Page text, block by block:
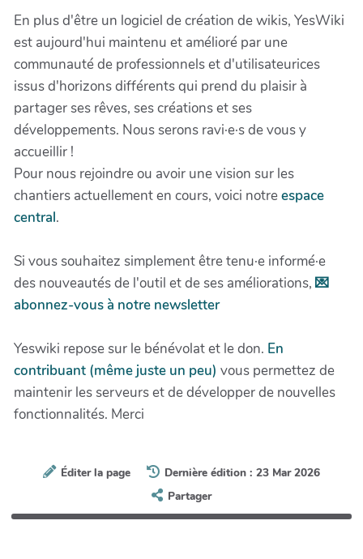
En plus d'être un logiciel de création de wikis, YesWiki
est aujourd'hui maintenu et amélioré par une
communauté de professionnels et d'utilisateurices
issus d'horizons différents qui prend du plaisir à
partager ses rêves, ses créations et ses
développements. Nous serons ravi·e·s de vous y
accueillir !
Pour nous rejoindre ou avoir une vision sur les
chantiers actuellement en cours, voici notreespace
central.
Si vous souhaitez simplement être tenu·e informé·e
des nouveautés de l'outil et de ses améliorations, 💌
abonnez-vous à notre newsletter
Yeswiki repose sur le bénévolat et le don. En
contribuant (même juste un peu) vous permettez de
maintenir les serveurs et de développer de nouvelles
fonctionnalités. Merci
Éditer la page
Dernière édition : 23 Mar 2026
Partager